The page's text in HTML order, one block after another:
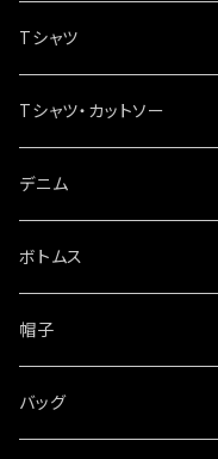
Tシャツ
Tシャツ・カットソー
デニム
ボトムス
帽子
バッグ